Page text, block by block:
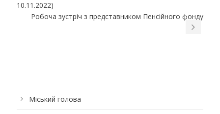
10.11.2022)
Робоча зустріч з представником Пенсійного фонду
Міський голова